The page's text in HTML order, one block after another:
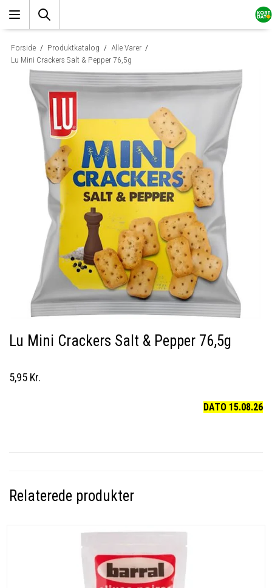
Forside / Produktkatalog / Alle Varer /
Lu Mini Crackers Salt & Pepper 76,5g
Lu Mini Crackers Salt & Pepper 76,5g
5,95 Kr.
DATO 15.08.26
Relaterede produkter